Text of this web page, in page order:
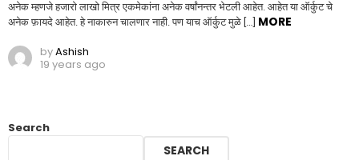
अनेक म्हणजे हजारो लाखो मित्र एकमेकांना अनेक वर्षांनन्तर भेटली आहेत. आहेत या ऑर्कुट चे
अनेक फ़ायदे आहेत. हे नाकारुन चालणार नाही. पण याच ऑर्कुट मुळे […] MORE
byAshish
19 years ago
Search
SEARCH